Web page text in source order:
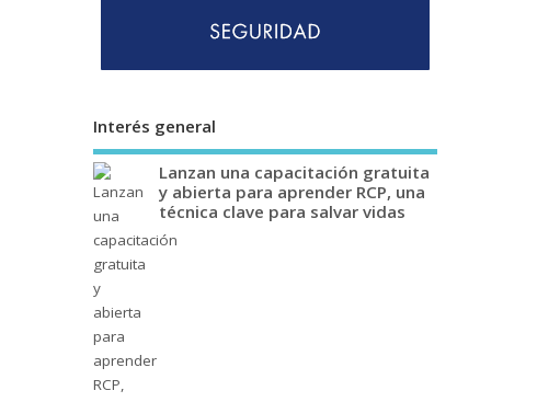
Interés general
Lanzan una capacitación gratuita
y abierta para aprender RCP, una
técnica clave para salvar vidas